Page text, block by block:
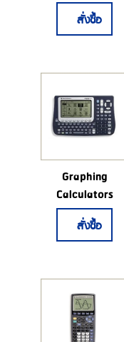
สั่งซื้อ
Graphing
Calculators
สั่งซื้อ